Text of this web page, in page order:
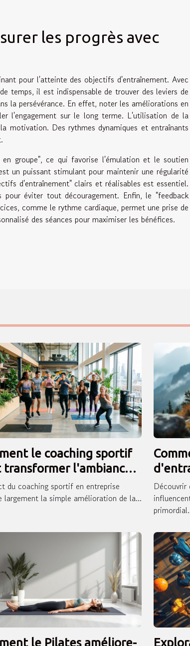
les progrès avec
pour l'atteinte des objectifs d'entraînement. Avec
temps, il est indispensable de trouver des leviers de
la persévérance. En effet, noter les améliorations en
l'engagement sur le long terme. L'utilisation de la
motivation. Des rythmes dynamiques et entraînants
groupe", ce qui favorise l'émulation et le soutien
un puissant stimulant pour maintenir une régularité
d'entraînement" clairs et réalisables est essentiel.
éviter tout découragement. Enfin, le "feedback
comme le rythme cardiaque, permet une prise de
des séances pour maximiser les bénéfices.
le coaching sportif
transformer l'ambiance
?
du coaching sportif en entreprise
largement la simple amélioration de la...
le Pilates améliore-